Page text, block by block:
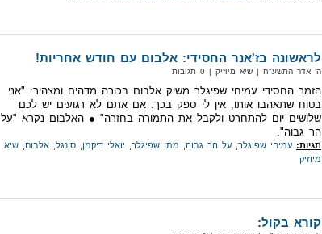
לראשונה בז'אנר החסידי: אלבום עם חודש אחריות!
ה' אדר התשע"ח‏ | שיא מיוזיק‏ | 0 תגובות
הזמר החסידי עמיחי שפיגלר משיק אלבום בכורה מדהים ומצהיר: "אני
בטוח שתאהבו אותו, אין לי ספק בכך. אם אתם לא רגועים יש לכם
שלושים יום להתחרט ולקבל את התמורה בחזרה" ● האלבום נקרא "על
הר גבוה".
תגיות: עמיחי שפיגלר על הר גבוה מתן שפיגלר יואלי דיקמן סינגל אלבום
שיא
מיוזיק
קורא בקול: